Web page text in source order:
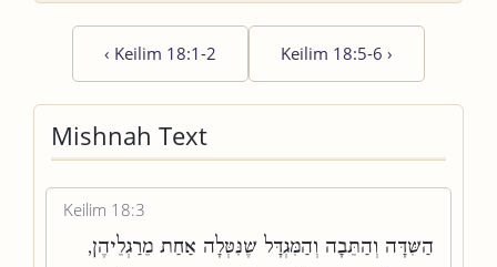
‹ Keilim 18:1-2 Keilim 18:5-6 ›
Mishnah Text
Keilim 18:3
הַשִּׁדָּה וְהַתֵּבָה וְהַמִּגְדָּל שֶׁנִּטְּלָה אַחַת מֵרַגְלֵיהֶן,